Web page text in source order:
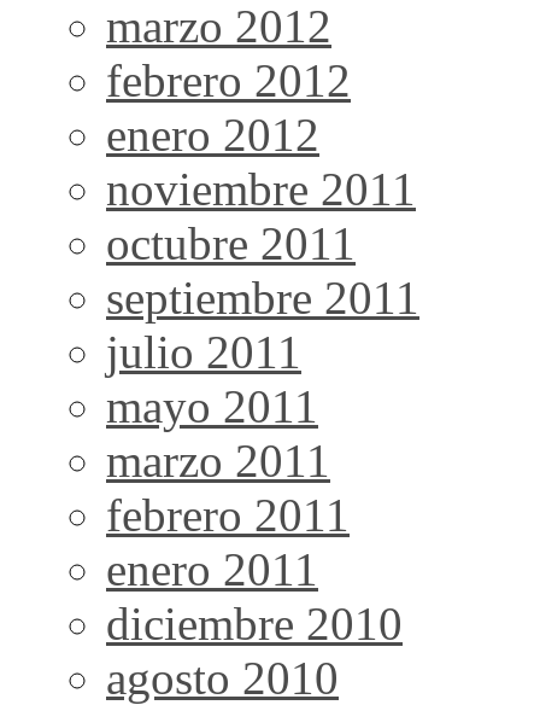
marzo 2012
febrero 2012
enero 2012
noviembre 2011
octubre 2011
septiembre 2011
julio 2011
mayo 2011
marzo 2011
febrero 2011
enero 2011
diciembre 2010
agosto 2010